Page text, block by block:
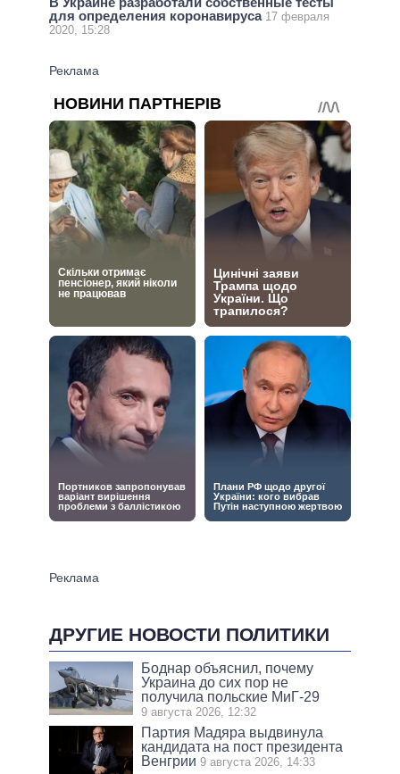
для определения коронавируса 17 февраля
2020, 15:28
ДРУГИЕ НОВОСТИ ПОЛИТИКИ
Боднар объяснил, почему
Украина до сих пор не
получила польские МиГ-29
9 августа 2026, 12:32
Партия Мадяра выдвинула
кандидата на пост президента
Венгрии 9 августа 2026, 14:33